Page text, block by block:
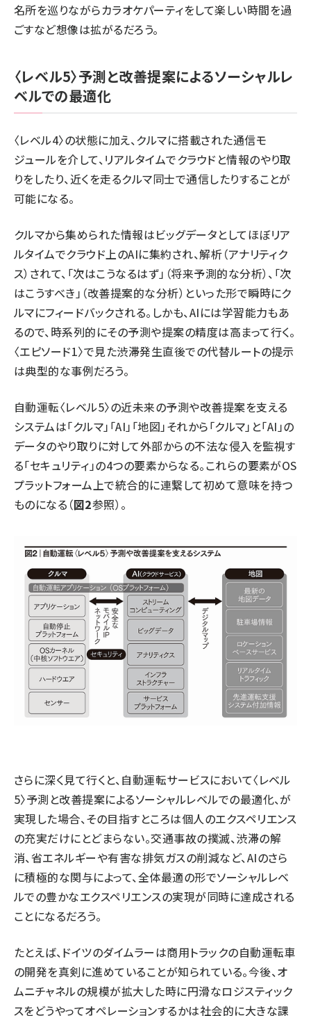
名所を巡りながらカラオケパーティをして楽しい時間を過
ごすなど想像は拡がるだろう。
〈レベル5〉予測と改善提案によるソーシャルレ
ベルでの最適化
〈レベル4〉の状態に加え、クルマに搭載された通信モ
ジュールを介して、リアルタイムでクラウドと情報のやり取
りをしたり、近くを走るクルマ同士で通信したりすることが
可能になる。
クルマから集められた情報はビッグデータとしてほぼリア
ルタイムでクラウド上のAIに集約され、解析（アナリティク
ス）されて、「次はこうなるはず」（将来予測的な分析）、「次
はこうすべき」（改善提案的な分析）といった形で瞬時にク
ルマにフィードバックされる。しかも、AIには学習能力もあ
るので、時系列的にその予測や提案の精度は高まって行く。
〈エピソード1〉で見た渋滞発生直後での代替ルートの提示
は典型的な事例だろう。
自動運転〈レベル5〉の近未来の予測や改善提案を支える
システムは「クルマ」「AI」「地図」それから「クルマ」と「AI」の
データのやり取りに対して外部からの不法な侵入を監視す
る「セキュリティ」の4つの要素からなる。これらの要素がOS
プラットフォーム上で統合的に連繋して初めて意味を持つ
ものになる（図2参照）。
さらに深く見て行くと、自動運転サービスにおいて〈レベル
5〉予測と改善提案によるソーシャルレベルでの最適化、が
実現した場合、その目指すところは個人のエクスペリエンス
の充実だけにとどまらない。交通事故の撲滅、渋滞の解
消、省エネルギーや有害な排気ガスの削減など、AIのさら
に積極的な関与によって、全体最適の形でソーシャルレベ
ルでの豊かなエクスペリエンスの実現が同時に達成される
ことになるだろう。
たとえば、ドイツのダイムラーは商用トラックの自動運転車
の開発を真剣に進めていることが知られている。今後、オ
ムニチャネルの規模が拡大した時に円滑なロジスティック
スをどうやってオペレーションするかは社会的に大きな課